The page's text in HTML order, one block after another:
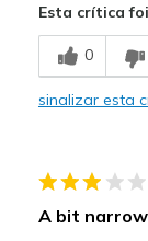
Melhores
Casual Wear
Travel
Sizing
View On Shoes
Esta crítica
0
sinalizar esta
A bit narrow